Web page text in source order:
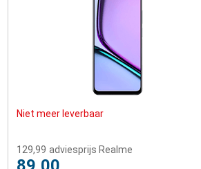
Niet meer leverbaar
129,99 adviesprijs Realme